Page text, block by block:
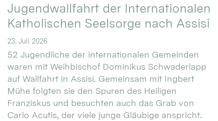
Jugendwallfahrt der Internationalen
Katholischen Seelsorge nach Assisi
23. Juli 2026
52 Jugendliche der internationalen Gemeinden
waren mit Weihbischof Dominikus Schwaderlapp
auf Wallfahrt in Assisi. Gemeinsam mit Ingbert
Mühe folgten sie den Spuren des Heiligen
Franziskus und besuchten auch das Grab von
Carlo Acutis, der viele junge Gläubige anspricht.